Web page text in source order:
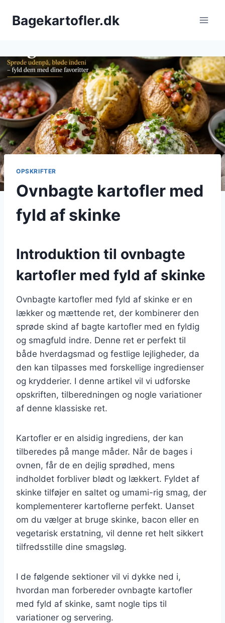
Bagekartofler.dk
OPSKRIFTER
Ovnbagte kartofler med
fyld af skinke
Introduktion til ovnbagte
kartofler med fyld af skinke
Ovnbagte kartofler med fyld af skinke er en
lækker og mættende ret, der kombinerer den
sprøde skind af bagte kartofler med en fyldig
og smagfuld indre. Denne ret er perfekt til
både hverdagsmad og festlige lejligheder, da
den kan tilpasses med forskellige ingredienser
og krydderier. I denne artikel vil vi udforske
opskriften, tilberedningen og nogle variationer
af denne klassiske ret.
Kartofler er en alsidig ingrediens, der kan
tilberedes på mange måder. Når de bages i
ovnen, får de en dejlig sprødhed, mens
indholdet forbliver blødt og lækkert. Fyldet af
skinke tilføjer en saltet og umami-rig smag, der
komplementerer kartoflerne perfekt. Uanset
om du vælger at bruge skinke, bacon eller en
vegetarisk erstatning, vil denne ret helt sikkert
tilfredsstille dine smagsløg.
I de følgende sektioner vil vi dykke ned i,
hvordan man forbereder ovnbagte kartofler
med fyld af skinke, samt nogle tips til
variationer og servering.